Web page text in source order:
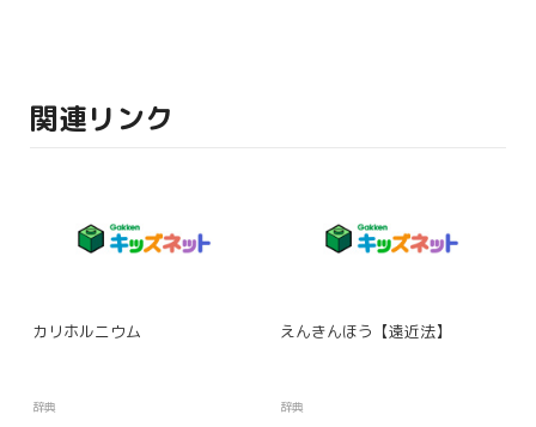
関連リンク
カリホルニウム
辞典
えんきんほう【遠近法】
辞典